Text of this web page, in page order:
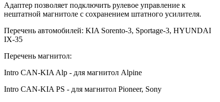
Адаптер позволяет подключить рулевое управление к
нештатной магнитоле с сохранением штатного усилителя.
Перечень автомобилей: KIA Sorento-3, Sportage-3, HYUNDAI
IX-35
Перечень магнитол:
Intro CAN-KIA Alp - для магнитол Alpine
Intro CAN-KIA PS - для магнитол Pioneer, Sony